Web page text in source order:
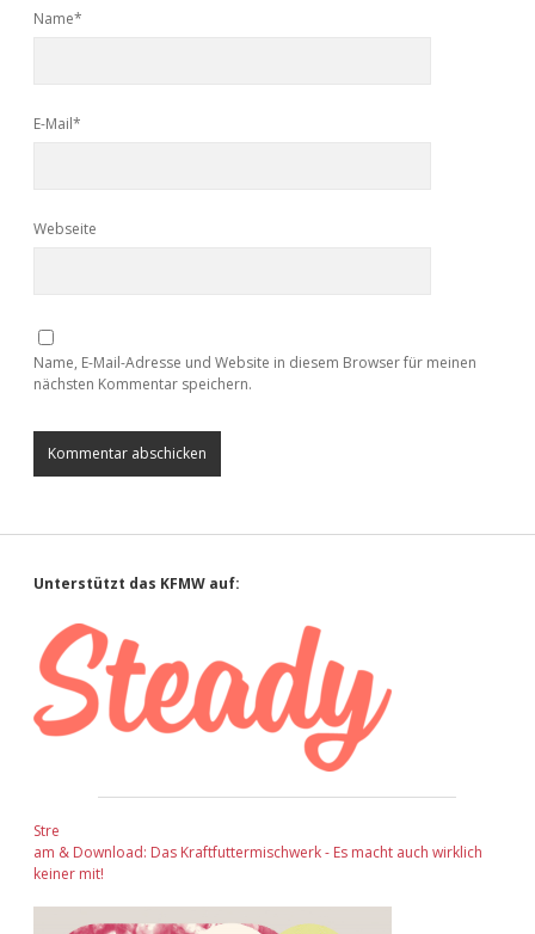
Name*
E-Mail*
Webseite
Name, E-Mail-Adresse und Website in diesem Browser für meinen
nächsten Kommentar speichern.
Sidebar
Unterstützt das KFMW auf:
Stre
am & Download: Das Kraftfuttermischwerk - Es macht auch wirklich
keiner mit!